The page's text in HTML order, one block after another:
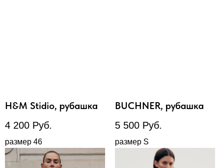
H&M Stidio, рубашка
4 200 Руб.
размер 46
BUCHNER, рубашка
5 500 Руб.
размер S